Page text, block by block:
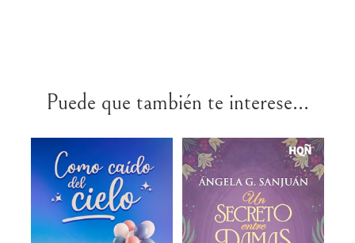
Puede que también te interese...